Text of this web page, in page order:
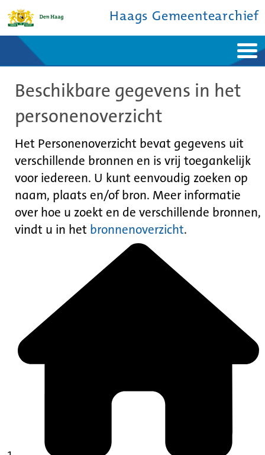
Haags Gemeentearchief
Ontdek de stad
De studiezaal
Bronnen en collecties
Contact
Beschikbare gegevens in het
personenoverzicht
Het Personenoverzicht bevat gegevens uit
verschillende bronnen en is vrij toegankelijk
voor iedereen. U kunt eenvoudig zoeken op
naam, plaats en/of bron. Meer informatie
over hoe u zoekt en de verschillende bronnen,
vindt u in het bronnenoverzicht.